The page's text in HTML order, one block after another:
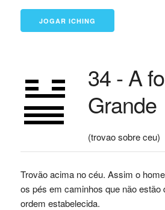
34 - A
Grande
(trovao sobre ceu)
Trovão acima no céu. Assim o
os pés em caminhos que não estão
ordem estabelecida.